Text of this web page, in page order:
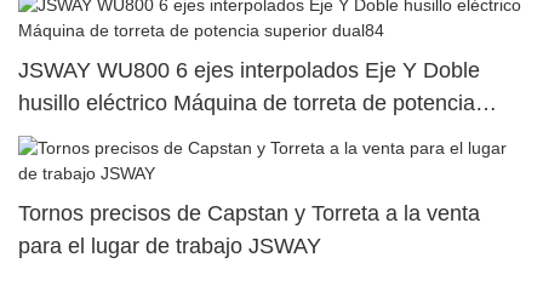
JSWAY WU800 6 ejes interpolados Eje Y Doble
husillo eléctrico Máquina de torreta de potencia
superior dual84
Tornos precisos de Capstan y Torreta a la venta
para el lugar de trabajo JSWAY